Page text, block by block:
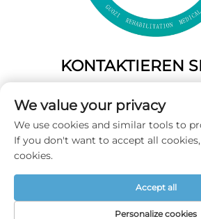
KONTAKTIEREN
China
Tel.:+86-19859128239
E-Mail:
Co.,Ltd Alle Rechte vorbehalten -
We value your privacy
We use cookies and similar tools to
If you don't want to accept all
cookies.
Personalize cookies
Accept all